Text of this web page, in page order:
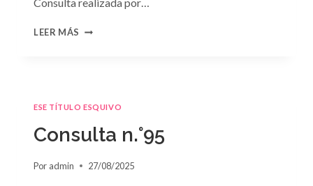
LEER MÁS CONSULTA
ESE TÍTULO ESQUIVO
Consulta n.°95
Por admin 27/08/2025